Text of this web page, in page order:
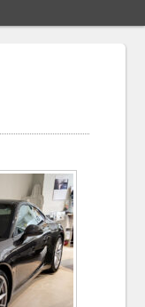
Company outline